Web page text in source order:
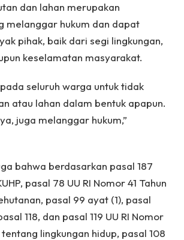
dan lahan merupakan
melanggar hukum dan dapat
pihak, baik dari segi lingkungan,
keselamatan masyarakat.
seluruh warga untuk tidak
atau lahan dalam bentuk apapun.
juga melanggar hukum,”
bahwa berdasarkan pasal 187
pasal 78 UU RI Nomor 41 Tahun
pasal 99 ayat (1), pasal
118, dan pasal 119 UU RI Nomor
lingkungan hidup, pasal 108